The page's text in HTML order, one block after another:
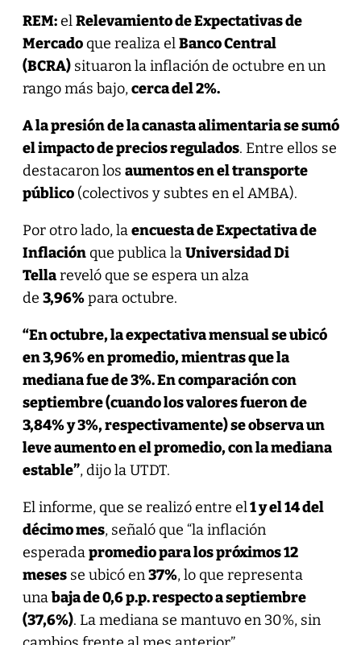
REM:elRelevamiento de Expectativas de
Mercadoque realiza elBanco Central
(BCRA)situaron la inflación de octubre en un
rango más bajo,cerca del 2%.
A la presión de la canasta alimentaria se sumó
el impacto de precios regulados. Entre ellos se
destacaron los aumentos en el transporte
público(colectivos y subtes en el AMBA).
Por otro lado, laencuesta de Expectativa de
Inflaciónque publica laUniversidad Di
Tellareveló que se espera un alza
de 3,96%para octubre.
“En octubre, la expectativa mensual se ubicó
en 3,96% en promedio, mientras que la
mediana fue de 3%. En comparación con
septiembre (cuando los valores fueron de
3,84% y 3%, respectivamente) se observa un
leve aumento en el promedio, con la mediana
estable”, dijo la UTDT.
El informe, que se realizó entre el1 y el 14 del
décimo mes, señaló que “la inflación
esperadapromedio para los próximos 12
mesesse ubicó en37%, lo que representa
unabaja de 0,6 p.p. respecto a septiembre
(37,6%). La mediana se mantuvo en 30%, sin